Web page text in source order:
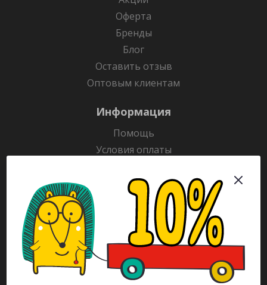
Оферта
Бренды
Блог
Оставить отзыв
Оптовым клиентам
Информация
Помощь
Условия оплаты
Гарантия на товар
Раскраски
Рекламодателям
Каталог
Будьте всегда в курсе!